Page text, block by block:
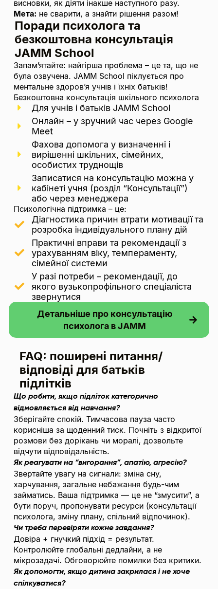
висновки, як діяти інакше наступного разу.
Мета: не сварити, а знайти рішення разом!
Поради психолога та
безкоштовна консультація
JAMM School
Запам’ятайте: найгірша проблема – це та, що не
була озвучена. JAMM School піклується про
ментальне здоров’я учнів і їхніх батьків!
Безкоштовна консультація шкільного психолога
Для учнів і батьків JAMM School
Онлайн – у зручний час через Google
Meet
Фахова допомога у визначенні і
вирішенні шкільних, сімейних,
особистих труднощів
Записатися на консультацію можна у
кабінеті учня (розділ “Консультації”)
або через менеджера
Психологічна підтримка – це:
Діагностика причин втрати мотивації та
розробка індивідуального плану дій
Практичні вправи та рекомендації з
урахуванням віку, темпераменту,
сімейної системи
У разі потреби – рекомендації, до
якого вузькопрофільного спеціаліста
звернутися
Детальніше про консультацію
психолога в JAMM
FAQ: поширені питання/
відповіді для батьків
підлітків
Що робити, якщо підліток категорично
відмовляється від навчання?
Зберігайте спокій. Тимчасова пауза часто
корисніша за щоденний тиск. Почніть з відкритої
розмови без дорікань чи моралі, дозвольте
відчути відповідальність.
Як реагувати на “вигорання”, апатію, агресію?
Звертайте увагу на сигнали: зміна сну,
харчування, загальне небажання будь-чим
займатись. Ваша підтримка — це не “змусити”, а
бути поруч, пропонувати ресурси (консультації
психолога, зміну плану, спільний відпочинок).
Чи треба перевіряти кожне завдання?
Довіра + гнучкий підхід = результат.
Контролюйте глобальні дедлайни, а не
мікрозадачі. Обговорюйте помилки без критики.
Як допомогти, якщо дитина закрилася і не хоче
спілкуватися?